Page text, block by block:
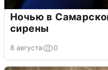
Ночью в
сирены
8 августа 0